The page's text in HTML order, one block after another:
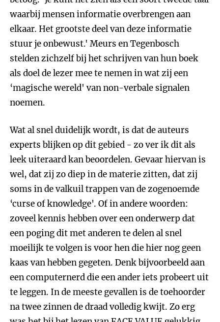
waarbij mensen informatie overbrengen aan
elkaar. Het grootste deel van deze informatie
stuur je onbewust.' Meurs en Tegenbosch
stelden zichzelf bij het schrijven van hun boek
als doel de lezer mee te nemen in wat zij een
‘magische wereld' van non-verbale signalen
noemen.
Wat al snel duidelijk wordt, is dat de auteurs
experts blijken op dit gebied - zo ver ik dit als
leek uiteraard kan beoordelen. Gevaar hiervan is
wel, dat zij zo diep in de materie zitten, dat zij
soms in de valkuil trappen van de zogenoemde
‘curse of knowledge'. Of in andere woorden:
zoveel kennis hebben over een onderwerp dat
een poging dit met anderen te delen al snel
moeilijk te volgen is voor hen die hier nog geen
kaas van hebben gegeten. Denk bijvoorbeeld aan
een computernerd die een ander iets probeert uit
te leggen. In de meeste gevallen is de toehoorder
na twee zinnen de draad volledig kwijt. Zo erg